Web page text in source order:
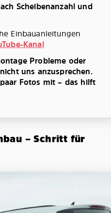
Scheibenanzahl und
Einbauanleitungen
Kanal
Probleme oder
uns anzusprechen.
Fotos mit – das hilft
– Schritt für